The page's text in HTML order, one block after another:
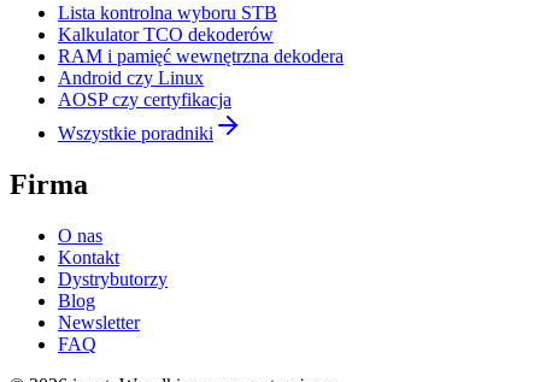
Lista kontrolna wyboru STB
Kalkulator TCO dekoderów
RAM i pamięć wewnętrzna dekodera
Android czy Linux
AOSP czy certyfikacja
Wszystkie poradniki
Firma
O nas
Kontakt
Dystrybutorzy
Blog
Newsletter
FAQ